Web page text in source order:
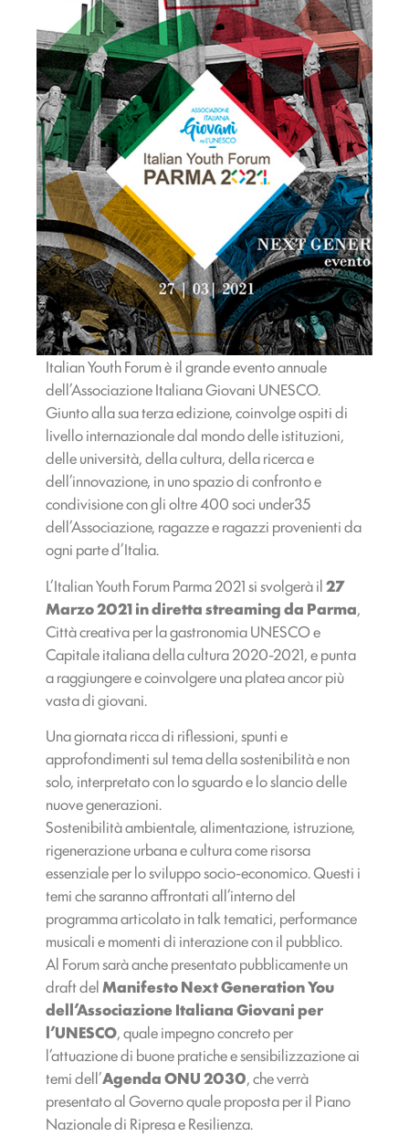
Italian Youth Forum è il grande evento annuale
dell’Associazione Italiana Giovani UNESCO.
Giunto alla sua terza edizione, coinvolge ospiti di
livello internazionale dal mondo delle istituzioni,
delle università, della cultura, della ricerca e
dell’innovazione, in uno spazio di confronto e
condivisione con gli oltre 400 soci under35
dell’Associazione, ragazze e ragazzi provenienti da
ogni parte d’Italia.
L’Italian Youth Forum Parma 2021 si svolgerà il27
Marzo 2021 in diretta streaming da Parma,
Città creativa per la gastronomia UNESCO e
Capitale italiana della cultura 2020-2021, e punta
a raggiungere e coinvolgere una platea ancor più
vasta di giovani.
Una giornata ricca di riflessioni, spunti e
approfondimenti sul tema della sostenibilità e non
solo, interpretato con lo sguardo e lo slancio delle
nuove generazioni.
Sostenibilità ambientale, alimentazione, istruzione,
rigenerazione urbana e cultura come risorsa
essenziale per lo sviluppo socio-economico. Questi i
temi che saranno affrontati all’interno del
programma articolato in talk tematici, performance
musicali e momenti di interazione con il pubblico.
Al Forum sarà anche presentato pubblicamente un
draft delManifesto Next Generation You
dell’Associazione Italiana Giovani per
l’UNESCO, quale impegno concreto per
l’attuazione di buone pratiche e sensibilizzazione ai
temi dell’Agenda ONU 2030, che verrà
presentato al Governo quale proposta per il Piano
Nazionale di Ripresa e Resilienza.